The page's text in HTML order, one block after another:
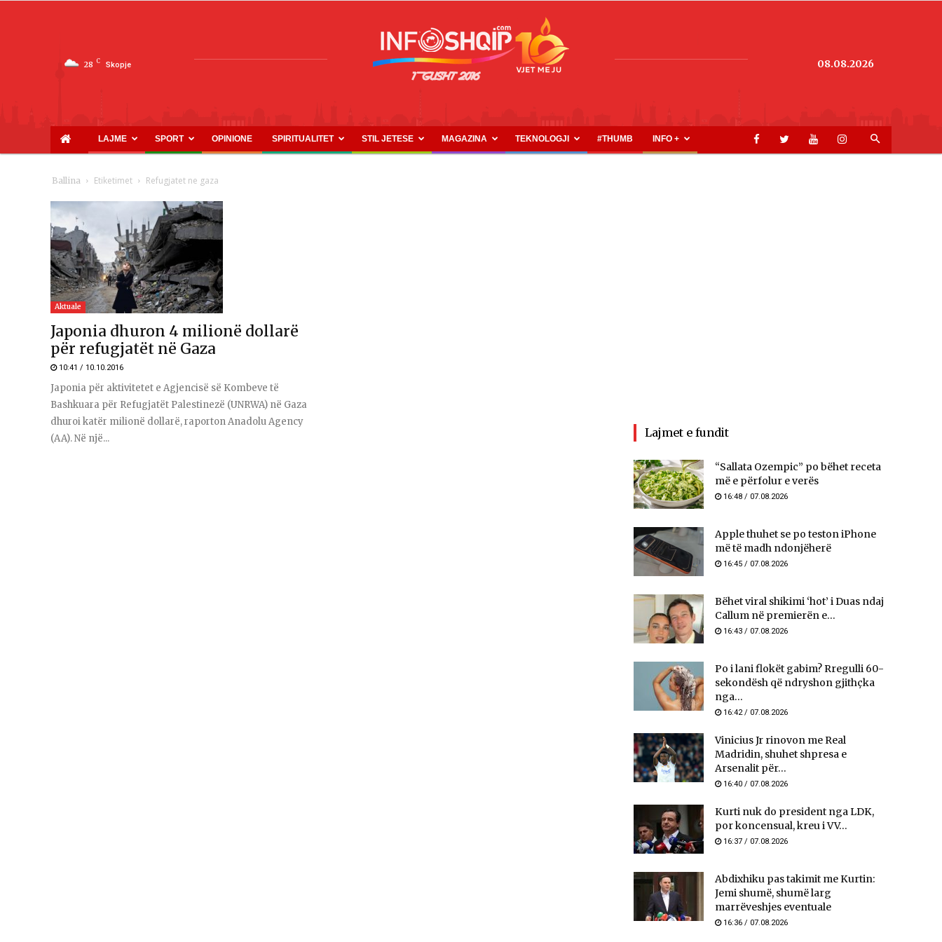
28 C Skopje
INFOSHQIP.COM
08.08.2026
LAJME SPORT OPINIONE SPIRITUALITET STIL JETESE MAGAZINA TEKNOLOGJI #THUMB INFO +
Ballina Etiketimet Refugjatet ne gaza
Aktuale
Japonia dhuron 4 milionë dollarë
për refugjatët në Gaza
10:41 / 10.10.2016
Japonia për aktivitetet e Agjencisë së Kombeve të
Bashkuara për Refugjatët Palestinezë (UNRWA) në Gaza
dhuroi katër milionë dollarë, raporton Anadolu Agency
(AA). Në një...
Lajmet e fundit
“Sallata Ozempic” po bëhet receta
më e përfolur e verës
16:48 / 07.08.2026
Apple thuhet se po teston iPhone
më të madh ndonjëherë
16:45 / 07.08.2026
Bëhet viral shikimi ‘hot’ i Duas ndaj
Callum në premierën e...
16:43 / 07.08.2026
Po i lani flokët gabim? Rregulli 60-
sekondësh që ndryshon gjithçka
nga...
16:42 / 07.08.2026
Vinicius Jr rinovon me Real
Madridin, shuhet shpresa e
Arsenalit për...
16:40 / 07.08.2026
Kurti nuk do president nga LDK,
por koncensual, kreu i VV...
16:37 / 07.08.2026
Abdixhiku pas takimit me Kurtin:
Jemi shumë, shumë larg
marrëveshjes eventuale
16:36 / 07.08.2026